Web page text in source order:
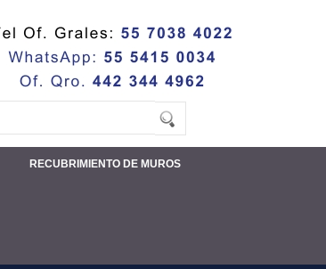
RECUBRIMIENTO DE MUROS